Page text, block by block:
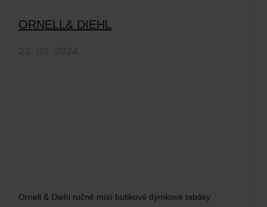
ORNELL& DIEHL
Ornell & Diehl ručně mísí butikové dýmkové tabáky